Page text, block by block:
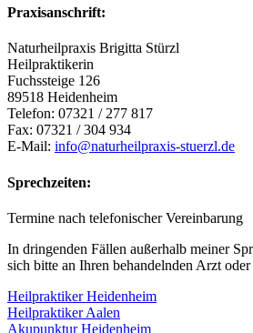
Praxisanschrift:
Naturheilpraxis Brigitta Stürzl
Heilpraktikerin
Fuchssteige 126
89518 Heidenheim
Telefon: 07321 / 277 817
Fax: 07321 / 304 934
E-Mail: info@naturheilpraxis-stuerzl.de
Sprechzeiten:
Termine nach telefonischer Vereinbarung
In dringenden Fällen außerhalb meiner
sich bitte an Ihren behandelnden Arzt
Heilpraktiker Heidenheim
Heilpraktiker Aalen
Akupunktur Heidenheim